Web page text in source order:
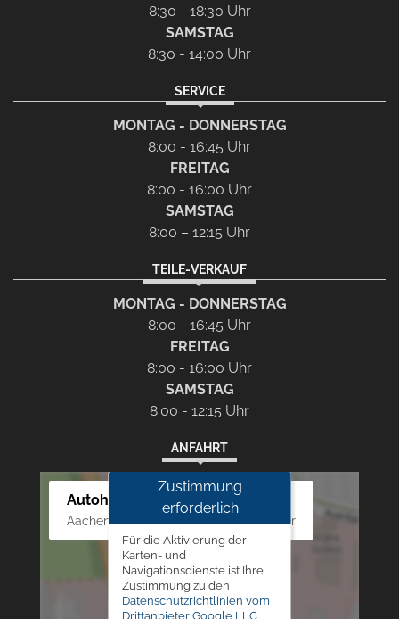
8:30 - 18:30 Uhr
SAMSTAG
8:30 - 14:00 Uhr
SERVICE
MONTAG - DONNERSTAG
8:00 - 16:45 Uhr
FREITAG
8:00 - 16:00 Uhr
SAMSTAG
8:00 – 12:15 Uhr
TEILE-VERKAUF
MONTAG - DONNERSTAG
8:00 - 16:45 Uhr
FREITAG
8:00 - 16:00 Uhr
SAMSTAG
8:00 - 12:15 Uhr
ANFAHRT
Autohaus Westphal
Aachener Str. 84 - 88, 52249 Eschweiler
Zustimmung
erforderlich
Für die Aktivierung der
Karten- und
Navigationsdienste ist Ihre
Zustimmung zu den
Datenschutzrichtlinien vom
Drittanbieter Google LLC